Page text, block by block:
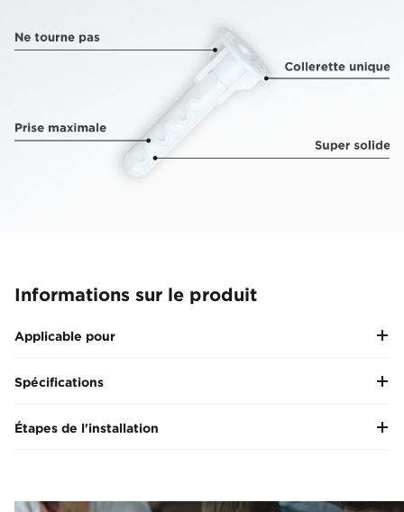
Informations sur le produit
Applicable pour
Spécifications
Étapes de l'installation